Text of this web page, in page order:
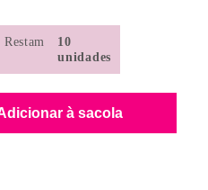
Restam
10
unidades
à sacola